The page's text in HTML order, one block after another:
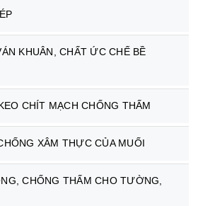
KHUÂN, CHẤT ỨC CHẾ BỀ
CHÍT MẠCH CHỐNG THẤM
XÂM THỰC CỦA MUỐI
CHỐNG THẤM CHO TƯỜNG,